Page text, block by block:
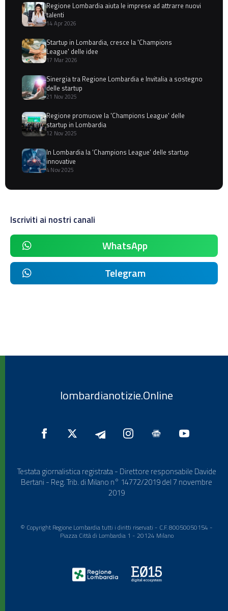
Regione Lombardia aiuta le imprese ad attrarre nuovi
talenti
14 Apr 2026
Startup in Lombardia, cresce la 'Champions
League' delle idee
17 Mar 2026
Sinergia tra Regione Lombardia e Invitalia a sostegno
delle startup
21 Nov 2025
Regione promuove la 'Champions League' delle
startup in Lombardia
12 Nov 2025
In Lombardia la ‘Champions League’ delle startup
innovative
4 Nov 2025
Iscriviti ai nostri canali
WhatsApp
Telegram
lombardianotizie.Online
Testata giornalistica registrata - Direttore responsabile Davide
Bertani - Reg. Trib. di Milano n° 14772/2019 del 7 novembre
2019
© Copyright Regione Lombardia tutti i diritti riservati - C.F. 80050050154 -
Piazza Città di Lombardia 1 - 20124 Milano